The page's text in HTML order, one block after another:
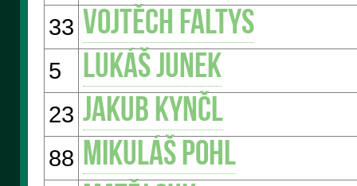
33 Vojtěch FALTYS
5 Lukáš JUNEK
23 Jakub KYNČL
88 Mikuláš POHL